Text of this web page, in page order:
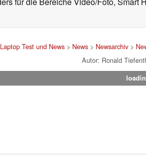
Test und News> News> Newsarchiv>
Autor: Ronald